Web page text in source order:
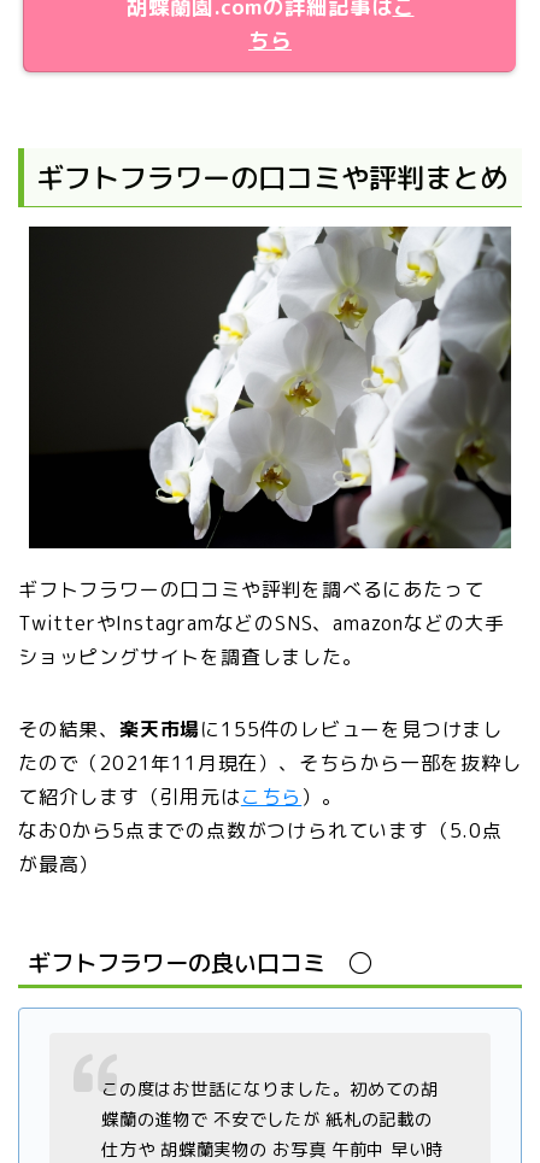
胡蝶蘭園.comの詳細記事はこ
ちら
ギフトフラワーの口コミや評判まとめ
ギフトフラワーの口コミや評判を調べるにあたって
TwitterやInstagramなどのSNS、amazonなどの大手
ショッピングサイトを調査しました。
その結果、 楽天市場に155件のレビューを見つけまし
たので（2021年11月現在）、そちらから一部を抜粋し
て紹介します（引用元はこちら ）。
なお0から5点までの点数がつけられています（5.0点
が最高）
ギフトフラワーの良い口コミ ◯
この度はお世話になりました。初めての胡
蝶蘭の進物で 不安でしたが 紙札の記載の
仕方や 胡蝶蘭実物の お写真 午前中 早い時